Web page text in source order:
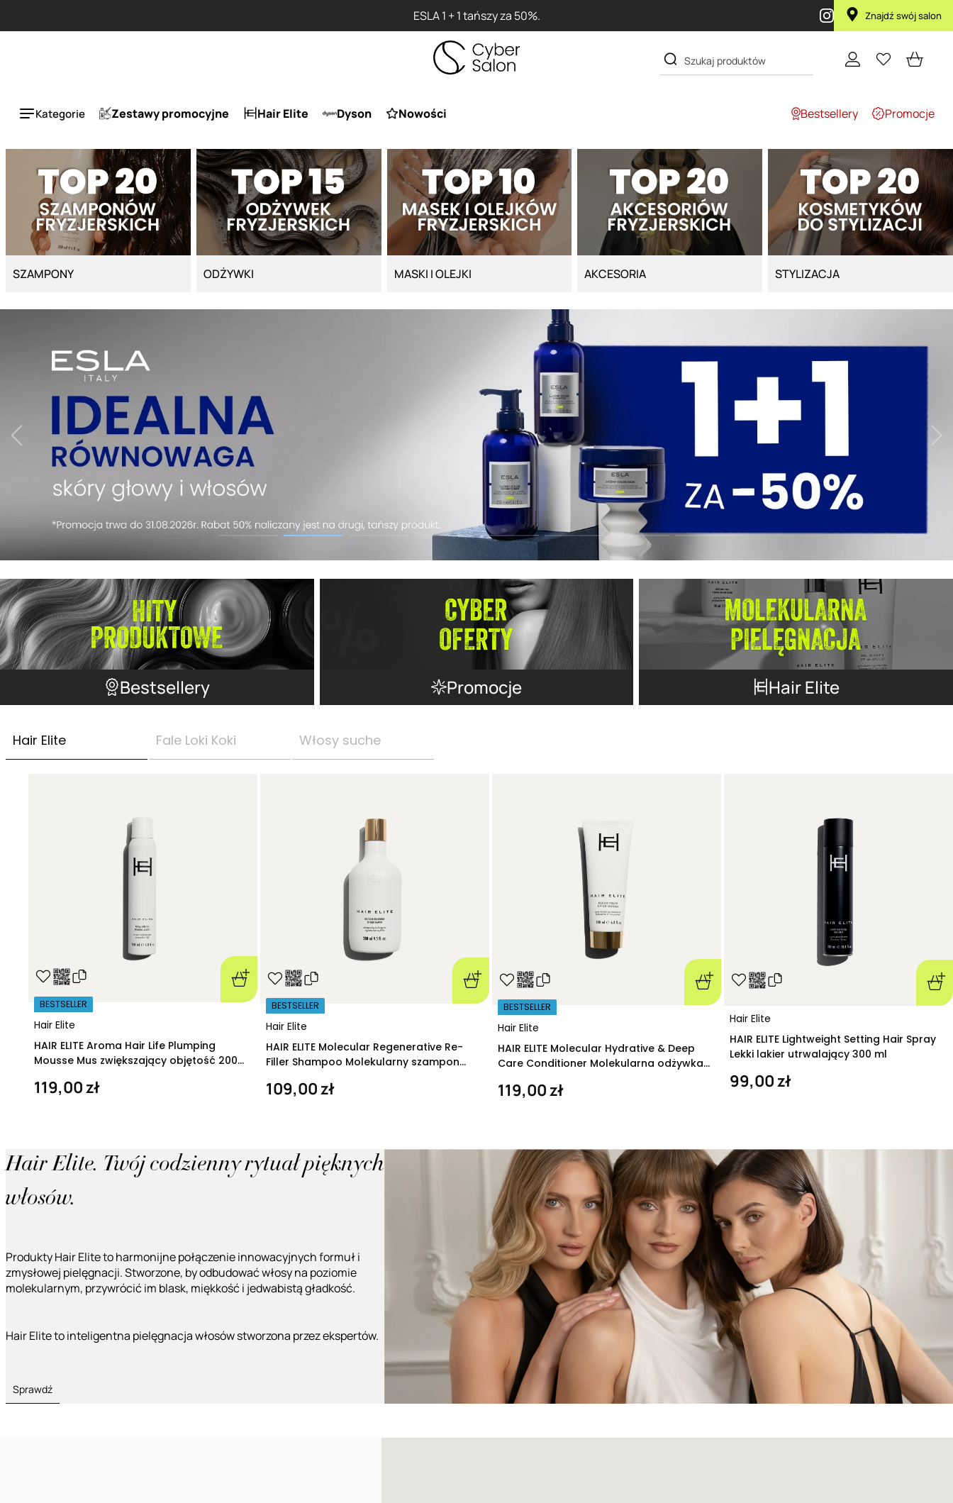
ESLA 1 + 1 tańszy za 50%. Znajdź swój salon
Kategorie Zestawy promocyjne Hair Elite Dyson Nowości Bestsellery Promocje
SZAMPONY ODŻYWKI MASKI I OLEJKI AKCESORIA STYLIZACJA
Bestsellery Promocje Hair Elite
Hair Elite Fale Loki Koki Włosy suche
Hair Elite
BESTSELLER
HAIR ELITE Aroma Hair Life Plumping
Mousse Mus zwiększający objętość 200
119,00 zł
Hair Elite
BESTSELLER
HAIR ELITE Molecular Regenerative Re-
Filler Shampoo Molekularny szampon
109,00 zł
Hair Elite
BESTSELLER
HAIR ELITE Molecular Hydrative & Deep
Care Conditioner Molekularna odżywka
119,00 zł
Hair Elite
HAIR ELITE Lightweight Setting Hair Spray
Lekki lakier utrwalający 300 ml
99,00 zł
Hair Elite. Twój codzienny rytuał pięknych
włosów.
Produkty Hair Elite to harmonijne połączenie innowacyjnych formuł i
zmysłowej pielęgnacji. Stworzone, by odbudować włosy na poziomie
molekularnym, przywrócić im blask, miękkość i jedwabistą gładkość.
Hair Elite to inteligentna pielęgnacja włosów stworzona przez ekspertów.
Sprawdź